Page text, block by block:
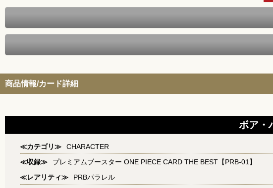
商品情報/カード詳細
ボア・
≪カテゴリ≫
CHARACTER
≪収録≫
プレミアムブースター ONE PIECE CARD THE BEST【PRB-01】
≪レアリティ≫
PRBパラレル